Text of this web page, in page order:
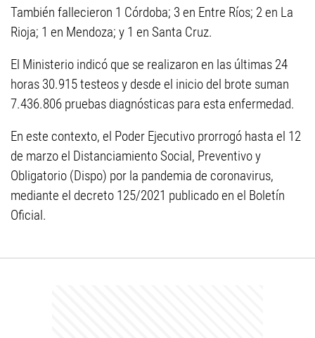
También fallecieron 1 Córdoba; 3 en Entre Ríos; 2 en La
Rioja; 1 en Mendoza; y 1 en Santa Cruz.
El Ministerio indicó que se realizaron en las últimas 24
horas 30.915 testeos y desde el inicio del brote suman
7.436.806 pruebas diagnósticas para esta enfermedad.
En este contexto, el Poder Ejecutivo prorrogó hasta el 12
de marzo el Distanciamiento Social, Preventivo y
Obligatorio (Dispo) por la pandemia de coronavirus,
mediante el decreto 125/2021 publicado en el Boletín
Oficial.